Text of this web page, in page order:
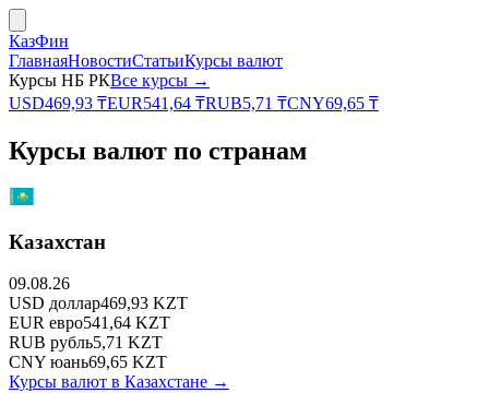
КазФин
ГлавнаяНовостиСтатьиКурсы валют
Курсы НБ РКВсе курсы →
USD469,93 ₸EUR541,64 ₸RUB5,71 ₸CNY69,65 ₸
Курсы валют по странам
Казахстан
09.08.26
USD доллар469,93 KZT
EUR евро541,64 KZT
RUB рубль5,71 KZT
CNY юань69,65 KZT
Курсы валют в Казахстане →